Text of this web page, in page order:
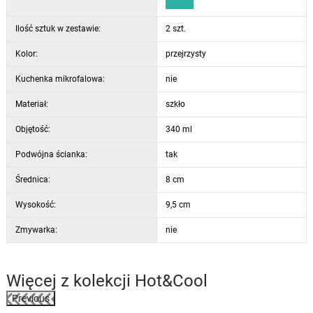
Ilość sztuk w zestawie: 2 szt.
Kolor: przejrzysty
Kuchenka mikrofalowa: nie
Materiał: szkło
Objętość: 340 ml
Podwójna ścianka: tak
Średnica: 8 cm
Wysokość: 9,5 cm
Zmywarka: nie
Więcej z kolekcji Hot&Cool
Previous